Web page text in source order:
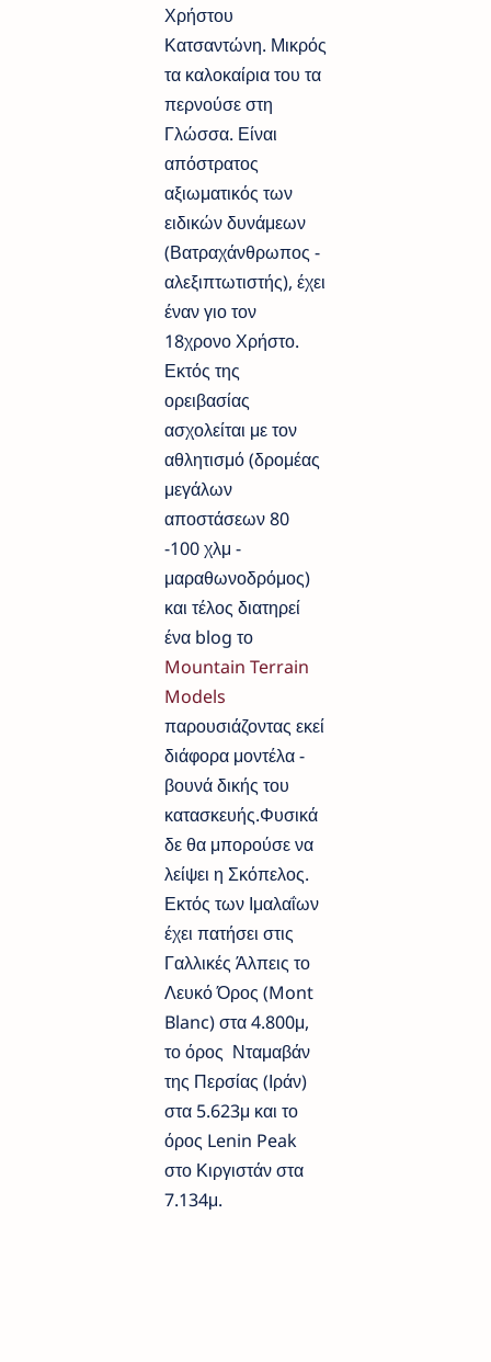
Χρήστου
Κατσαντώνη. Μικρός
τα καλοκαίρια του τα
περνούσε στη
Γλώσσα. Είναι
απόστρατος
αξιωματικός των
ειδικών δυνάμεων
(Βατραχάνθρωπος -
αλεξιπτωτιστής), έχει
έναν γιο τον
18χρονο Χρήστο.
Εκτός της
ορειβασίας
ασχολείται με τον
αθλητισμό (δρομέας
μεγάλων
αποστάσεων 80
-100 χλμ -
μαραθωνοδρόμος)
και τέλος διατηρεί
ένα blog το
Mountain Terrain
Models
παρουσιάζοντας εκεί
διάφορα μοντέλα -
βουνά δικής του
κατασκευής.Φυσικά
δε θα μπορούσε να
λείψει η Σκόπελος.
Εκτός των Ιμαλαΐων
έχει πατήσει στις
Γαλλικές Άλπεις το
Λευκό Όρος (Mont
Blanc) στα 4.800μ,
το όρος Νταμαβάν
της Περσίας (Ιράν)
στα 5.623μ και το
όρος Lenin Peak
στο Κιργιστάν στα
7.134μ.